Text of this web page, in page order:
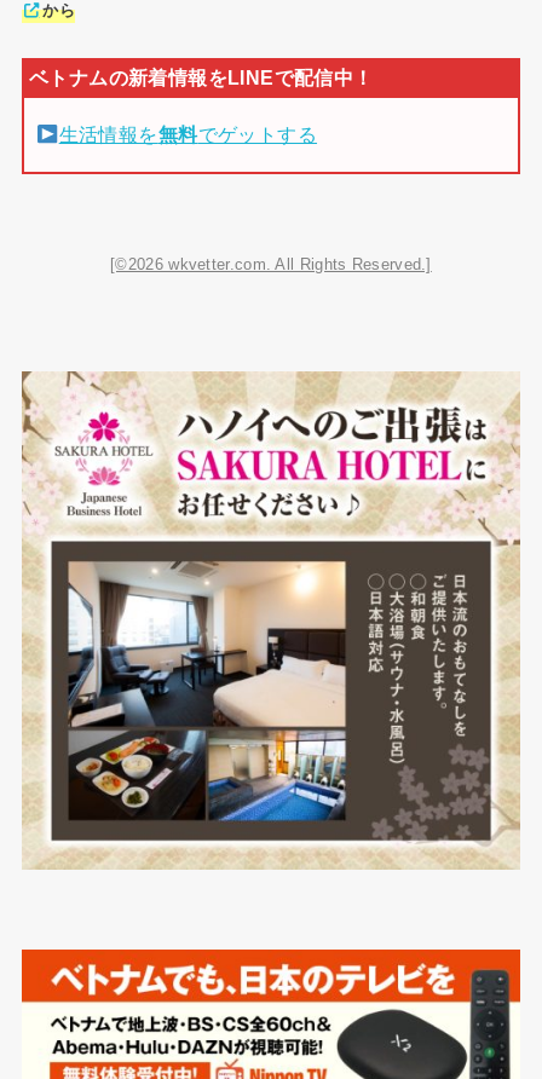
から
生活情報を無料でゲットする
[©2026 wkvetter.com. All Rights Reserved.]